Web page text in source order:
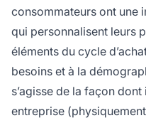
consommateurs ont une
qui personnalisent leurs
éléments du cycle
besoins et à la
s’agisse de la façon
entreprise